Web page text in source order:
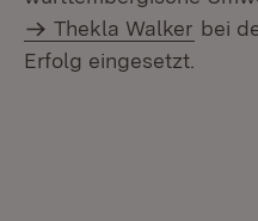
Thekla Walker bei
Erfolg eingesetzt.